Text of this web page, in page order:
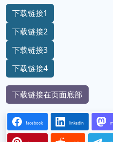
下载链接1
下载链接2
下载链接3
下载链接4
下载链接在页面底部
facebook linkedin